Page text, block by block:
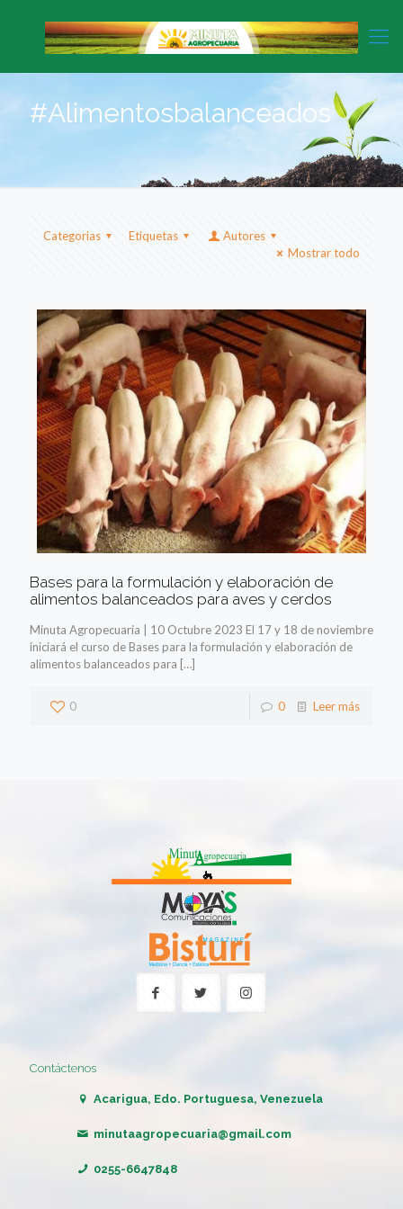
#Alimentosbalanceados
Categorias Etiquetas
Autores
Mostrar todo
Bases para la formulación y elaboración de
alimentos balanceados para aves y cerdos
Minuta Agropecuaria | 10 Octubre 2023 El 17 y 18 de noviembre
iniciará el curso de Bases para la formulación y elaboración de
alimentos balanceados para […]
0 0 Leer más
Contáctenos
Acarigua, Edo. Portuguesa, Venezuela
minutaagropecuaria@gmail.com
0255-6647848